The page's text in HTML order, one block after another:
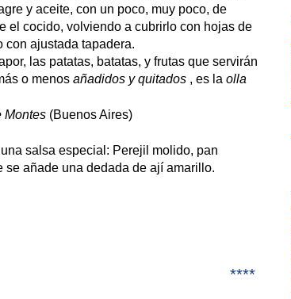
y aceite, con un poco, muy poco, de
el cocido, volviendo a cubrirlo con hojas de
con ajustada tapadera.
las patatas, batatas, y frutas que servirán
o menos añadidos y quitados , es la olla
Montes (Buenos Aires)
salsa especial: Perejil molido, pan
añade una dedada de ají amarillo.
****